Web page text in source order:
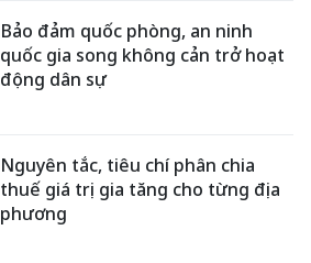
Bảo đảm quốc phòng, an ninh
quốc gia song không cản trở hoạt
động dân sự
Nguyên tắc, tiêu chí phân chia
thuế giá trị gia tăng cho từng địa
phương